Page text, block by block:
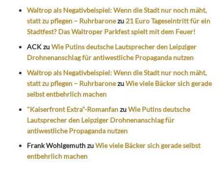
Waltrop als Negativbeispiel: Wenn die Stadt nur noch mäht,
statt zu pflegen – Ruhrbaronezu 21 Euro Tageseintritt für ein
Stadtfest? Das Waltroper Parkfest spielt mit dem Feuer!
ACKzuWie Putins deutsche Lautsprecher den Leipziger
Drohnenanschlag für antiwestliche Propaganda nutzen
Waltrop als Negativbeispiel: Wenn die Stadt nur noch mäht,
statt zu pflegen – RuhrbaronezuWie viele Bäcker sich gerade
selbst entbehrlich machen
"Kaiserfront Extra"-RomanfanzuWie Putins deutsche
Lautsprecher den Leipziger Drohnenanschlag für
antiwestliche Propaganda nutzen
Frank WohlgemuthzuWie viele Bäcker sich gerade selbst
entbehrlich machen